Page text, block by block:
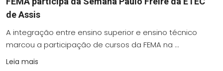
de Assis
A integração entre ensino superior e ensino técnico
marcou a participação de cursos da FEMA na ...
Leia mais